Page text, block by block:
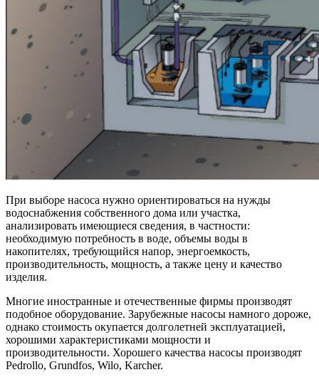
При выборе насоса нужно ориентироваться на нужды
водоснабжения собственного дома или участка,
анализировать имеющиеся сведения, в частности:
необходимую потребность в воде, объемы воды в
накопителях, требующийся напор, энергоемкость,
производительность, мощность, а также цену и качество
изделия.
Многие иностранные и отечественные фирмы производят
подобное оборудование. Зарубежные насосы намного дороже,
однако стоимость окупается долголетней эксплуатацией,
хорошими характеристиками мощности и
производительности. Хорошего качества насосы производят
Pedrollo, Grundfos, Wilo, Karcher.